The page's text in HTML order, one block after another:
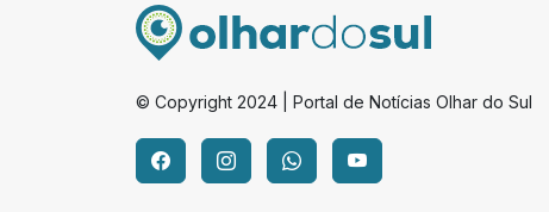
© Copyright 2024 | Portal de Notícias Olhar do Sul